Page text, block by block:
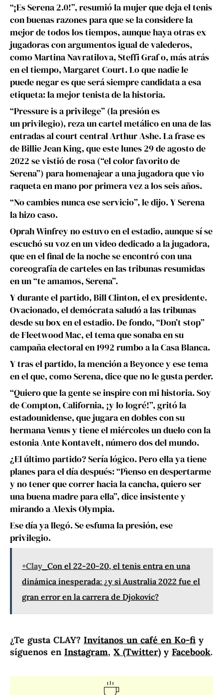
“¡Es Serena 2.0!”, resumió la mujer que deja el tenis
con buenas razones para que se la considere la
mejor de todos los tiempos, aunque haya otras ex
jugadoras con argumentos igual de valederos,
como Martina Navratilova, Steffi Graf o, más atrás
en el tiempo, Margaret Court. Lo que nadie le
puede negar es que será siempre candidata a esa
etiqueta: la mejor tenista de la historia.
“Pressure is a privilege” (la presión es
un privilegio), reza un cartel metálico en una de las
entradas al court central Arthur Ashe. La frase es
de Billie Jean King, que este lunes 29 de agosto de
2022 se vistió de rosa (“el color favorito de
Serena”) para homenajear a una jugadora que vio
raqueta en mano por primera vez a los seis años.
“No cambies nunca ese servicio”, le dijo. Y Serena
la hizo caso.
Oprah Winfrey no estuvo en el estadio, aunque sí se
escuchó su voz en un video dedicado a la jugadora,
que en el final de la noche se encontró con una
coreografía de carteles en las tribunas resumidas
en un “te amamos, Serena”.
Y durante el partido, Bill Clinton, el ex presidente.
Ovacionado, el demócrata saludó a las tribunas
desde su box en el estadio. De fondo, “Don’t stop”
de Fleetwood Mac, el tema que sonaba en su
campaña electoral en 1992 rumbo a la Casa Blanca.
Y tras el partido, la mención a Beyonce y ese tema
en el que, como Serena, dice que no le gusta perder.
“Quiero que la gente se inspire con mi historia. Soy
de Compton, California, ¡y lo logré!”, gritó la
estadounidense, que jugara en dobles con su
hermana Venus y tiene el miércoles un duelo con la
estonia Ante Kontavelt, número dos del mundo.
¿El último partido? Sería lógico. Pero ella ya tiene
planes para el día después: “Pìenso en despertarme
y no tener que correr hacia la cancha, quiero ser
una buena madre para ella”, dice insistente y
mirando a Alexis Olympia.
Ese día ya llegó. Se esfuma la presión, ese
privilegio.
+Clay Con el 22-20-20, el tenis entra en una
dinámica inesperada: ¿y si Australia 2022 fue el
gran error en la carrera de Djokovic?
¿Te gusta CLAY? Invítanos un café en Ko-fi y
síguenos en Instagram, X (Twitter) y Facebook.